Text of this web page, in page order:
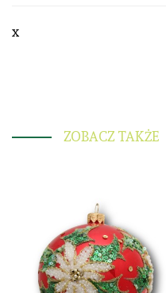
x
ZOBACZ TAKŻE